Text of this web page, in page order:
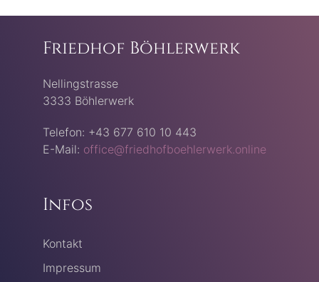
Friedhof Böhlerwerk
Nellingstrasse
3333 Böhlerwerk
Telefon: +43 677 610 10 443
E-Mail: office@friedhofboehlerwerk.online
Infos
Kontakt
Impressum